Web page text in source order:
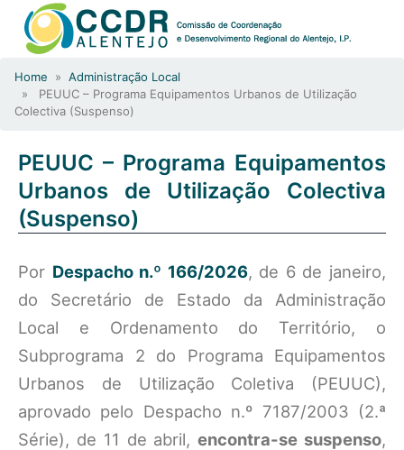
Home » Administração Local
» PEUUC – Programa Equipamentos Urbanos de Utilização
Colectiva (Suspenso)
PEUUC – Programa Equipamentos
Urbanos de Utilização Colectiva
(Suspenso)
Por Despacho n.º 166/2026, de 6 de janeiro,
do Secretário de Estado da Administração
Local e Ordenamento do Território, o
Subprograma 2 do Programa Equipamentos
Urbanos de Utilização Coletiva (PEUUC),
aprovado pelo Despacho n.º 7187/2003 (2.ª
Série), de 11 de abril,encontra-se suspenso,